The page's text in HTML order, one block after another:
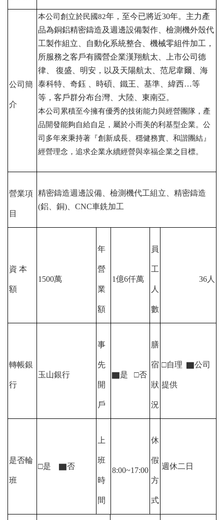
公司簡
介
本公司創立於民國82年，至今已將近30年。主力產
品為銅鋁精密鑄造及週邊設備製作、檢測機外殼代
工製作組立、自動化系統整合、機械零組件加工，
所服務之客戶有國營企業漢翔航太、上市公司德
律、 復盛、明安，以及天陽航太、范尼韋爾、海
泰科特、奇鈺 、時碩、鐵王、基準、緯西…等
等，客戶群分布台灣、大陸、東南亞。
本公司累積至今擁有優秀的技術能力與經營團隊，產
品開發能夠自給自足，屬於小而美的利基型企業。公
司多年來秉持著『創新成長、穩健務實、和諧團結』
經營理念，追求企業永續經營與幸福企業之目標。
營業項
目
精密鑄造週邊設備、檢測機代工組立、精密鑄造
(鋁、銅)、 CNC車銑加工
資 本
額
1500萬
年
營
業
額
1億6仟萬
員
工
人
數
36 人
轉帳銀
行
玉山銀行
事
先
開
戶
▇是 □否
膳
宿
狀
況
□自理 ▇公司
提供
是否輪
班
□是 ▇否
上
班
時
間
8:00~17:00
休
假
方
式
週休二日